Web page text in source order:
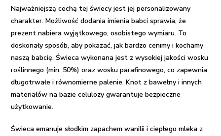
Najważniejszą cechą tej świecy jest jej personalizowany
charakter. Możliwość dodania imienia babci sprawia, że
prezent nabiera wyjątkowego, osobistego wymiaru. To
doskonały sposób, aby pokazać, jak bardzo cenimy i kochamy
naszą babcię. Świeca wykonana jest z wysokiej jakości wosku
roślinnego (min. 50%) oraz wosku parafinowego, co zapewnia
długotrwałe i równomierne palenie. Knot z bawełny i innych
materiałów na bazie celulozy gwarantuje bezpieczne
użytkowanie.
Świeca emanuje słodkim zapachem wanilii i ciepłego mleka z